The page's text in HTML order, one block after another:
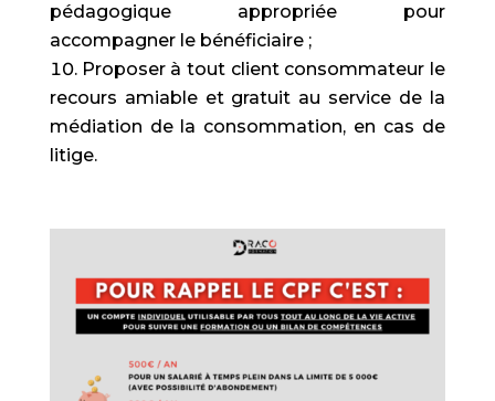
pédagogique appropriée pour
accompagner le bénéficiaire ;
Proposer à tout client consommateur le
recours amiable et gratuit au service de la
médiation de la consommation, en cas de
litige.